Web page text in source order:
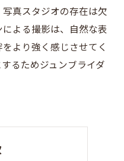
真スタジオの存在は欠
よる撮影は、自然な表
より強く感じさせてく
るためジュンブライダ